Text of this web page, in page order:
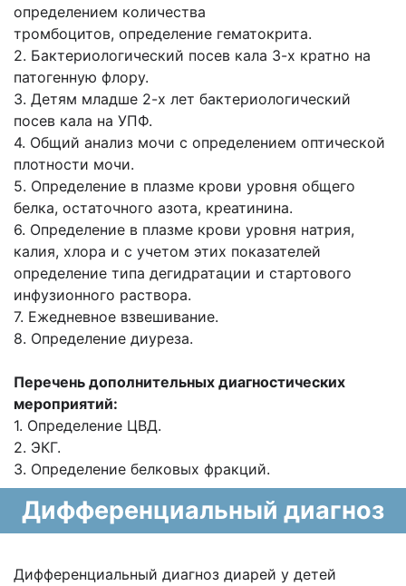
определением количества
тромбоцитов, определение гематокрита.
2. Бактериологический посев кала 3-х кратно на
патогенную флору.
3. Детям младше 2-х лет бактериологический
посев кала на УПФ.
4. Общий анализ мочи с определением оптической
плотности мочи.
5. Определение в плазме крови уровня общего
белка, остаточного азота, креатинина.
6. Определение в плазме крови уровня натрия,
калия, хлора и с учетом этих показателей
определение типа дегидратации и стартового
инфузионного раствора.
7. Ежедневное взвешивание.
8. Определение диуреза.
Перечень дополнительных диагностических
мероприятий:
1. Определение ЦВД.
2. ЭКГ.
3. Определение белковых фракций.
Дифференциальный диагноз
Дифференциальный диагноз диарей у детей